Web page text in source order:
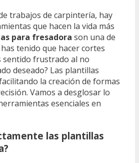
trabajos de carpintería, hay
que hacen la vida más
para fresadora son una de
tenido que hacer cortes
sentido frustrado al no
deseado? Las plantillas
la creación de formas
Vamos a desglosar lo
esenciales en
las plantillas